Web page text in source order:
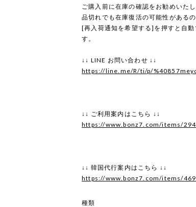
ご購入前に在庫の確認をお勧めいたし
品切れでも在庫復活の可能性がある
[再入荷通知を希望する]を押すと自動
す。
↓↓ LINE お問い合わせ ↓↓
https://line.me/R/ti/p/
↓↓ ご利用案内はこちら ↓↓
https://www.bonz7.com/items/
↓↓ 韓国代行案内はこちら ↓↓
https://www.bonz7.com/items/
種類